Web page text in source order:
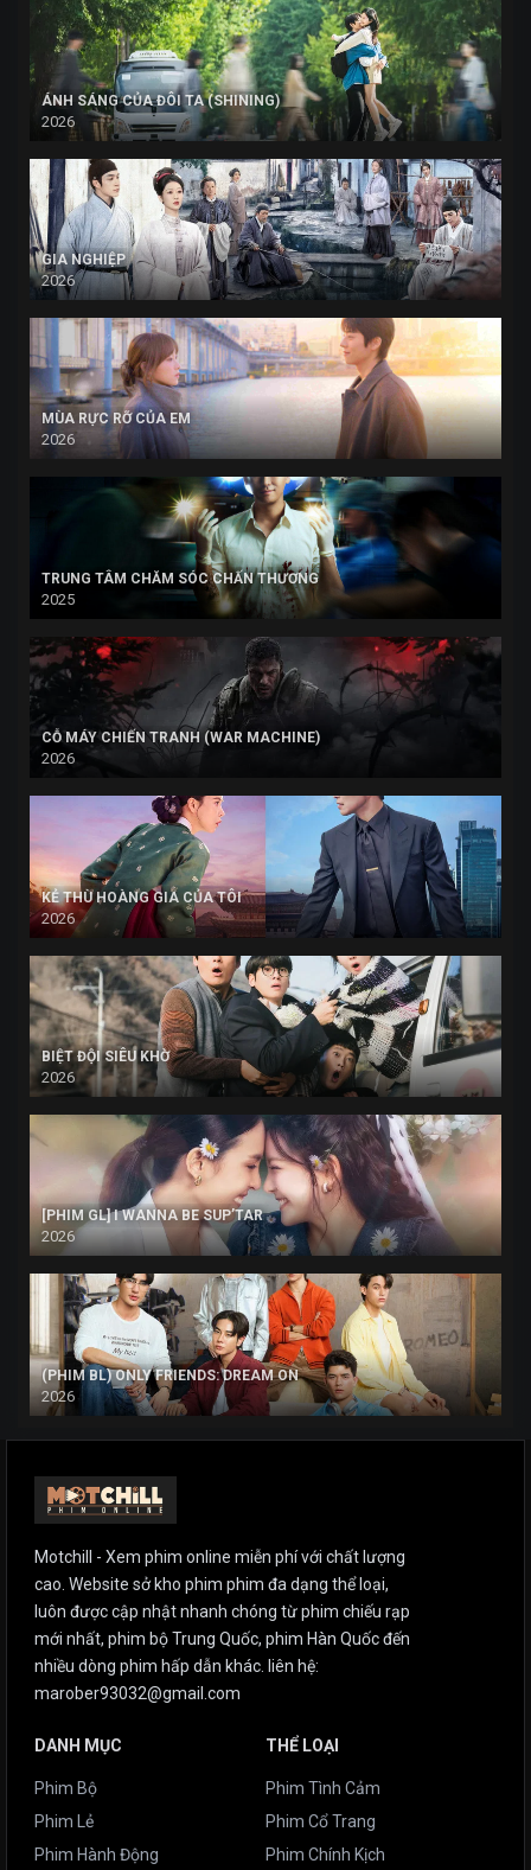
ÁNH SÁNG CỦA ĐÔI TA (SHINING)
2026
GIA NGHIỆP
2026
MÙA RỰC RỠ CỦA EM
2026
TRUNG TÂM CHĂM SÓC CHẤN THƯƠNG
2025
CỖ MÁY CHIẾN TRANH (WAR MACHINE)
2026
KẺ THÙ HOÀNG GIA CỦA TÔI
2026
BIỆT ĐỘI SIÊU KHỜ
2026
[PHIM GL] I WANNA BE SUP’TAR
2026
(PHIM BL) ONLY FRIENDS: DREAM ON
2026
Motchill - Xem phim online miễn phí với chất lượng
cao. Website sở kho phim phim đa dạng thể loại,
luôn được cập nhật nhanh chóng từ phim chiếu rạp
mới nhất, phim bộ Trung Quốc, phim Hàn Quốc đến
nhiều dòng phim hấp dẫn khác. liên hệ:
marober93032@gmail.com
DANH MỤC
Phim Bộ
Phim Lẻ
Phim Hành Động
THỂ LOẠI
Phim Tình Cảm
Phim Cổ Trang
Phim Chính Kịch